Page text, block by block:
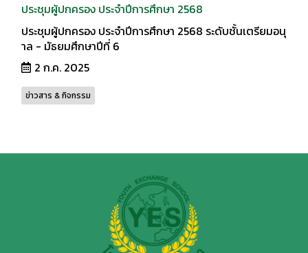
ประชุมผู้ปกครอง ประจำปีการศึกษา 2568
ประชุมผู้ปกครอง ประจำปีการศึกษา 2568 ระดับชั้นเตรียมอนุ
าล - มัธยมศึกษาปีที่ 6
2 ก.ค. 2025
ข่าวสาร & กิจกรรม